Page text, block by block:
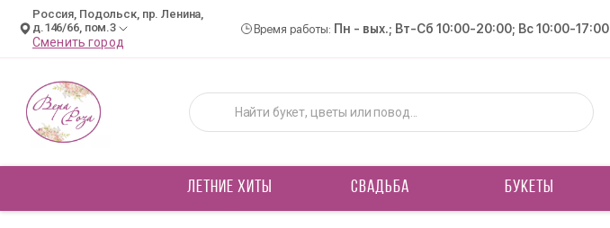
Россия, Подольск, пр. Ленина,
д.146/66, пом.3
Сменить город
Время работы: Пн - вых.; Вт-Сб 10:00-20:00; Вс 10:00-17:00
ЛЕТНИЕ ХИТЫ СВАДЬБА БУКЕТЫ